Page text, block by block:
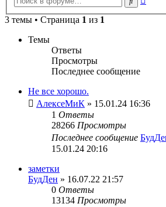
3 темы • Страница 1 из 1
Темы
Ответы
Просмотры
Последнее сообщение
Не все хорошо.
АлексеМиК » 15.01.24 16:36
1 Ответы
28266 Просмотры
Последнее сообщение
15.01.24 20:16
заметки
БудДен » 16.07.22 21:57
0 Ответы
13134 Просмотры